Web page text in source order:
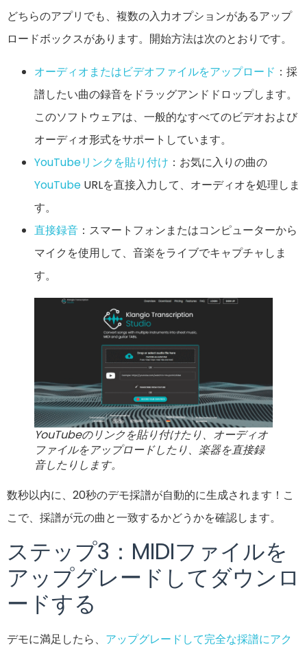
どちらのアプリでも、複数の入力オプションがあるアップ
ロードボックスがあります。開始方法は次のとおりです。
オーディオまたはビデオファイルをアップロード ：採
譜したい曲の録音をドラッグアンドドロップします。
このソフトウェアは、一般的なすべてのビデオおよび
オーディオ形式をサポートしています。
YouTubeリンクを貼り付け ：お気に入りの曲の
YouTube URLを直接入力して、オーディオを処理しま
す。
直接録音 ：スマートフォンまたはコンピューターから
マイクを使用して、音楽をライブでキャプチャしま
す。
YouTubeのリンクを貼り付けたり、オーディオ
ファイルをアップロードしたり、楽器を直接録
音したりします。
数秒以内に、20秒のデモ採譜が自動的に生成されます！こ
こで、採譜が元の曲と一致するかどうかを確認します。
ステップ3：MIDIファイルを
アップグレードしてダウンロ
ードする
デモに満足したら、 アップグレードして完全な採譜にアク